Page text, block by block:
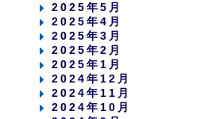
2025年5月
2025年4月
2025年3月
2025年2月
2025年1月
2024年12月
2024年11月
2024年10月